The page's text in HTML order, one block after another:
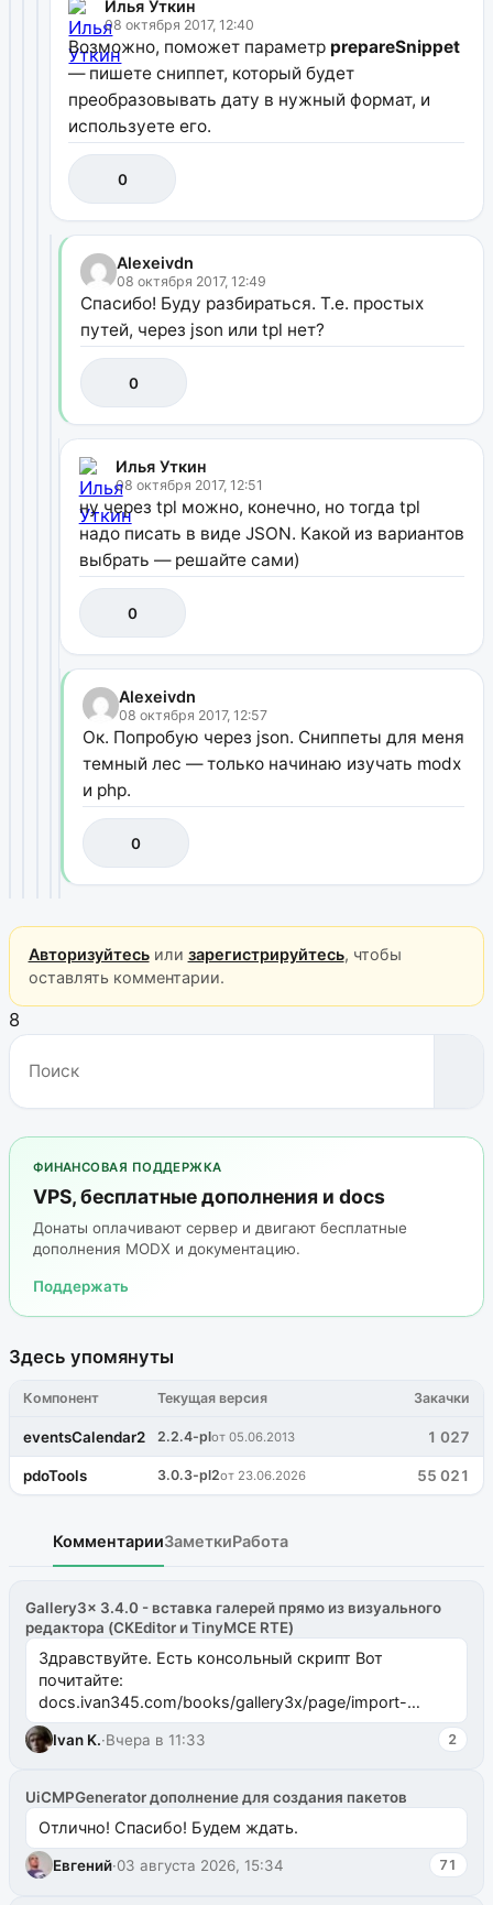
Илья Уткин
08 октября 2017, 12:40
Возможно, поможет параметр prepareSnippet
— пишете сниппет, который будет
преобразовывать дату в нужный формат, и
используете его.
0
Alexeivdn
08 октября 2017, 12:49
Спасибо! Буду разбираться. Т.е. простых
путей, через json или tpl нет?
0
Илья Уткин
08 октября 2017, 12:51
ну через tpl можно, конечно, но тогда tpl
надо писать в виде JSON. Какой из вариантов
выбрать — решайте сами)
0
Alexeivdn
08 октября 2017, 12:57
Ок. Попробую через json. Сниппеты для меня
темный лес — только начинаю изучать modx
и php.
0
Авторизуйтесьили зарегистрируйтесь, чтобы
оставлять комментарии.
8
ФИНАНСОВАЯ ПОДДЕРЖКА
VPS, бесплатные дополнения и docs
Донаты оплачивают сервер и двигают бесплатные
дополнения MODX и документацию.
Поддержать
Здесь упомянуты
Компонент Текущая версия Закачки
eventsCalendar2 2.2.4-plот 05.06.2013 1 027
pdoTools 3.0.3-pl2от 23.06.2026 55 021
КомментарииЗаметкиРабота
Gallery3x 3.4.0 - вставка галерей прямо из визуального
редактора (CKEditor и TinyMCE RTE)
Здравствуйте. Есть консольный скрипт Вот
почитайте:
docs.ivan345.com/books/gallery3x/page/import-
ms2galleryphp
Ivan K.·Вчера в 11:33 2
UiCMPGenerator дополнение для создания пакетов
Отлично! Спасибо! Будем ждать.
Евгений·03 августа 2026, 15:34 71